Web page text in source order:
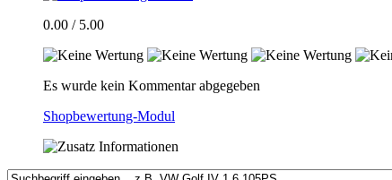
0.00 / 5.00
Es wurde kein Kommentar abgegeben
Shopbewertung-Modul